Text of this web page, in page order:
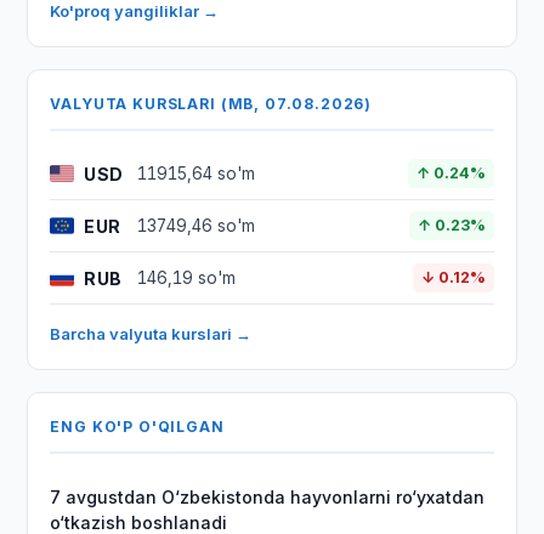
Ko'proq yangiliklar →
VALYUTA KURSLARI (MB, 07.08.2026)
USD 11915,64 so'm ↑ 0.24%
EUR 13749,46 so'm ↑ 0.23%
RUB 146,19 so'm ↓ 0.12%
Barcha valyuta kurslari →
ENG KO'P O'QILGAN
7 avgustdan O‘zbekistonda hayvonlarni ro‘yxatdan
o‘tkazish boshlanadi